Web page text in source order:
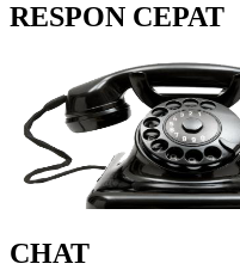
RESPON CEPAT
CHAT